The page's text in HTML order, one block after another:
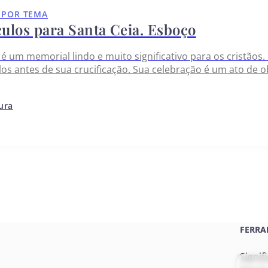
TEMA
para Santa Ceia. Esboço
é um memorial lindo e muito significativo para os
antes de sua crucificação. Sua celebração é um ato de